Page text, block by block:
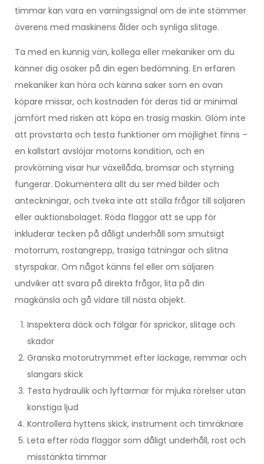
timmar kan vara en varningssignal om de inte stämmer
överens med maskinens ålder och synliga slitage.
Ta med en kunnig vän, kollega eller mekaniker om du
känner dig osäker på din egen bedömning. En erfaren
mekaniker kan höra och känna saker som en ovan
köpare missar, och kostnaden för deras tid är minimal
jämfört med risken att köpa en trasig maskin. Glöm inte
att provstarta och testa funktioner om möjlighet finns –
en kallstart avslöjar motorns kondition, och en
provkörning visar hur växellåda, bromsar och styrning
fungerar. Dokumentera allt du ser med bilder och
anteckningar, och tveka inte att ställa frågor till säljaren
eller auktionsbolaget. Röda flaggor att se upp för
inkluderar tecken på dåligt underhåll som smutsigt
motorrum, rostangrepp, trasiga tätningar och slitna
styrspakar. Om något känns fel eller om säljaren
undviker att svara på direkta frågor, lita på din
magkänsla och gå vidare till nästa objekt.
Inspektera däck och fälgar för sprickor, slitage och
skador
Granska motorutrymmet efter läckage, remmar och
slangars skick
Testa hydraulik och lyftarmar för mjuka rörelser utan
konstiga ljud
Kontrollera hyttens skick, instrument och timräknare
Leta efter röda flaggor som dåligt underhåll, rost och
misstänkta timmar